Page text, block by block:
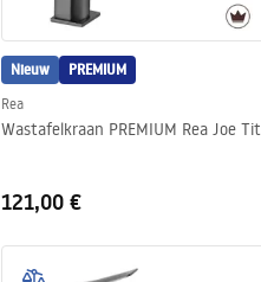
Nieuw PREMIUM
Rea
121,00 €